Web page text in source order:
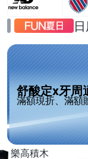
舒酸定x牙周
滿額現折、滿額
樂高積木